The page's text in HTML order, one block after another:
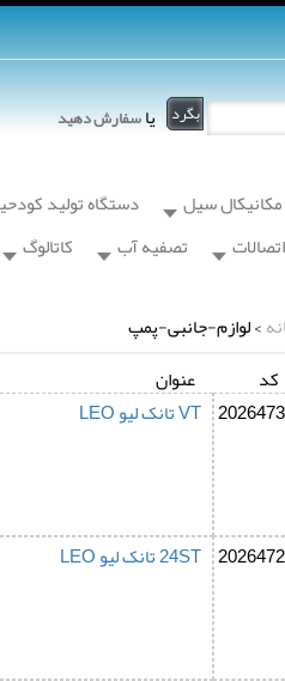
یاسفارش دهید
مکانیکال سیل دستگاه تولید
تصفیه آب کاتالوگ
> لوازم-جانبی-پمپ
کد
عنوان
2026473 VT تانک لیو LEO
2026472 24ST تانک لیو LEO